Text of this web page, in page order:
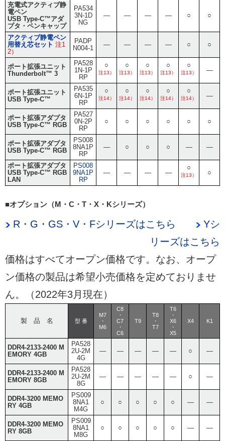
充電式アクティブ静
電ペン
USB Type-C™アダ
プタ・ペンキャップ
PA534
3N-1D
NG
― ― ― ― ○ ○
アクティブ静電ペン
用替え芯セット 注1
2）
PADP
N004-1
― ― ― ― ○ ○
ポート拡張ユニット
Thunderbolt™ 3
PA528
1N-1P
RP
○
注13）
○
注13）
○
注13）
○
注13）
○
注13） ―
ポート拡張ユニット
USB Type-C™
PA535
6N-1P
RP
○
注14）
○
注14）
○
注14）
○
注14）
○
注14） ―
ポート拡張アダプタ
USB Type-C™ RGB
PA527
0N-2P
RP
○ ○ ○ ○ ○ ○
ポート拡張アダプタ
USB Type-C™ RGB
PS008
8NA1P
RP
― ○ ○ ○ ― ―
ポート拡張アダプタ
USB Type-C™ RGB
LAN
PS008
9NA1P
RP
― ― ― ―
○
注13） ○
■オプション（M・C・T・X・Kシリーズ）
R・G・GS・V・Fシリーズはこちら
Yシ
リーズはこちら
価格はすべてオープン価格です。なお、オープ
ン価格の製品は希望小売価格を定めておりませ
ん。（2022年3月現在）
製 品 名 型 番
M7
・
M6
C8
・
C7
・
C6
T9
T8
・
T7
T6
・
X6
・
X5
X4 K1
DDR4-2133-2400 M
EMORY 4GB
PA528
2U-2M
4G
― ― ― ― ― ○ ―
DDR4-2133-2400 M
EMORY 8GB
PA528
2U-2M
8G
― ― ― ― ― ○ ―
DDR4-3200 MEMO
RY 4GB
PS009
8NA1
M4G
○ ○ ○ ○ ○ ― ―
DDR4-3200 MEMO
RY 8GB
PS009
8NA1
M8G
○ ○ ○ ○ ○ ― ―